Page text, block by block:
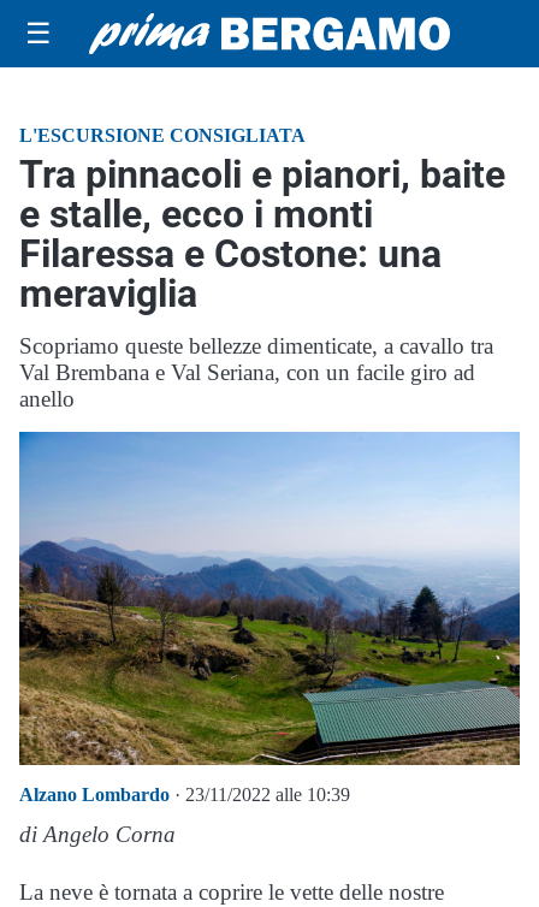
☰
L'ESCURSIONE CONSIGLIATA
Tra pinnacoli e pianori, baite
e stalle, ecco i monti
Filaressa e Costone: una
meraviglia
Scopriamo queste bellezze dimenticate, a cavallo tra
Val Brembana e Val Seriana, con un facile giro ad
anello
Alzano Lombardo · 23/11/2022 alle 10:39
di Angelo Corna
La neve è tornata a coprire le vette delle nostre